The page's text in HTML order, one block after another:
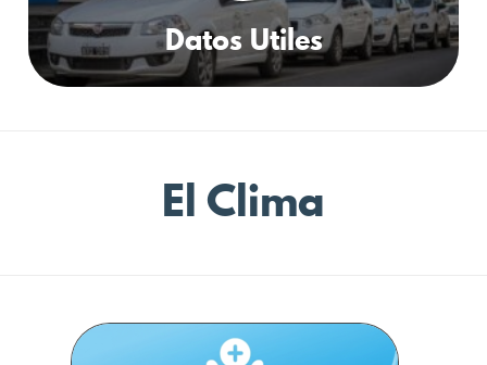
Datos Utiles
El Clima